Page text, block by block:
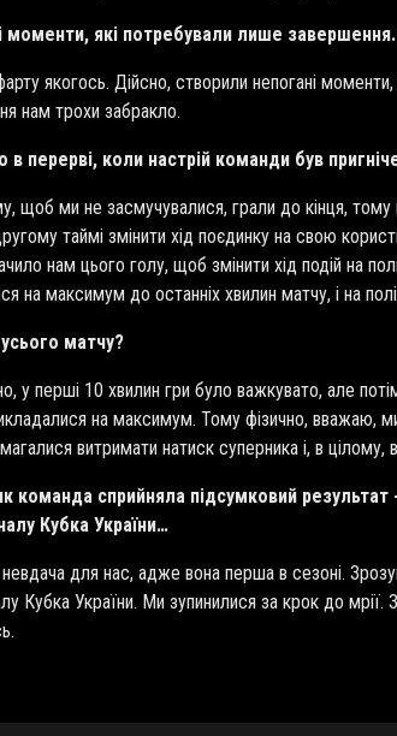
моменти, які потребували лише
якогось. Дійсно, створили непогані
нам трохи забракло.
перерві, коли настрій команди був
щоб ми не засмучувалися, грали до кінця, тому
таймі змінити хід поєдинку на свою
нам цього голу, щоб змінити хід подій на
на максимум до останніх хвилин матчу, і на
матчу?
у перші 10 хвилин гри було важкувато, але
на максимум. Тому фізично, вважаю,
витримати натиск суперника і, в цілому,
сприйняла підсумковий результат
Кубка України…
для нас, адже вона перша в сезоні.
Кубка України. Ми зупинилися за крок до